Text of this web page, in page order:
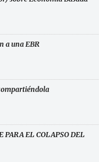
a una EBR
PARA EL COLAPSO DEL